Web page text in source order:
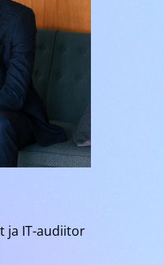
ja IT-audiitor